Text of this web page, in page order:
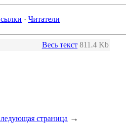
· Читатели
Весь текст 811.4 Kb
страница →